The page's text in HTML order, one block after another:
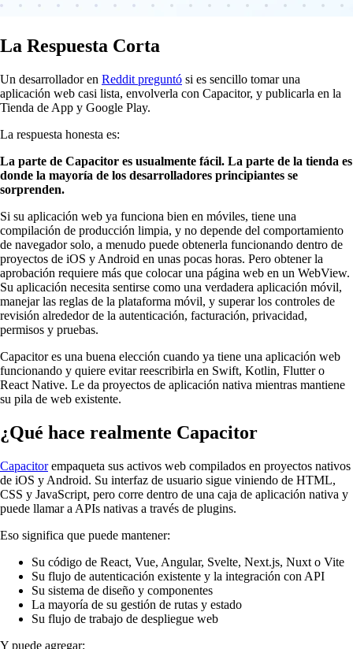
La Respuesta Corta
Un desarrollador en Reddit preguntó si es sencillo tomar una
aplicación web casi lista, envolverla con Capacitor, y publicarla en la
Tienda de App y Google Play.
La respuesta honesta es:
La parte de Capacitor es usualmente fácil. La parte de la tienda es
donde la mayoría de los desarrolladores principiantes se
sorprenden.
Si su aplicación web ya funciona bien en móviles, tiene una
compilación de producción limpia, y no depende del comportamiento
de navegador solo, a menudo puede obtenerla funcionando dentro de
proyectos de iOS y Android en unas pocas horas. Pero obtener la
aprobación requiere más que colocar una página web en un WebView.
Su aplicación necesita sentirse como una verdadera aplicación móvil,
manejar las reglas de la plataforma móvil, y superar los controles de
revisión alrededor de la autenticación, facturación, privacidad,
permisos y pruebas.
Capacitor es una buena elección cuando ya tiene una aplicación web
funcionando y quiere evitar reescribirla en Swift, Kotlin, Flutter o
React Native. Le da proyectos de aplicación nativa mientras mantiene
su pila de web existente.
¿Qué hace realmente Capacitor
Capacitorempaqueta sus activos web compilados en proyectos nativos
de iOS y Android. Su interfaz de usuario sigue viniendo de HTML,
CSS y JavaScript, pero corre dentro de una caja de aplicación nativa y
puede llamar a APIs nativas a través de plugins.
Eso significa que puede mantener:
Su código de React, Vue, Angular, Svelte, Next.js, Nuxt o Vite
Su flujo de autenticación existente y la integración con API
Su sistema de diseño y componentes
La mayoría de su gestión de rutas y estado
Su flujo de trabajo de despliegue web
Y puede agregar: